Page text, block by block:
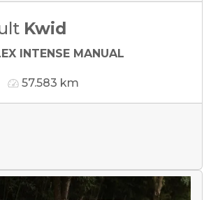
Kwid
INTENSE MANUAL
57.583 km